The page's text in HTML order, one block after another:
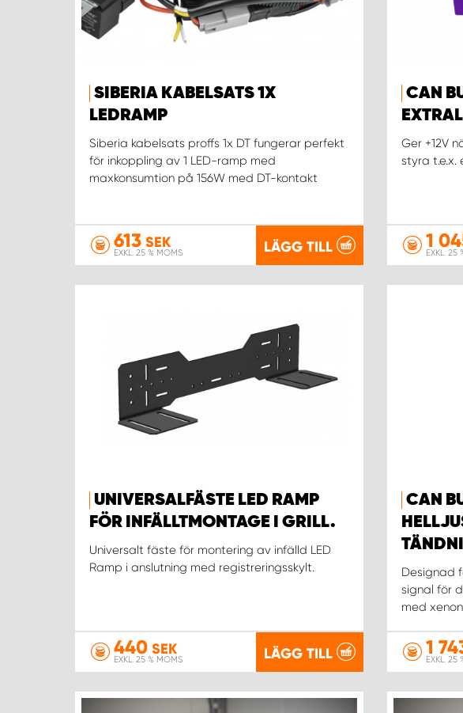
SIBERIA KABELSATS 1X
LEDRAMP
Siberia kabelsats proffs 1x DT fungerar perfekt
för inkoppling av 1 LED-ramp med
maxkonsumtion på 156W med DT-kontakt
613 SEK
EXKL. 25 % MOMS LÄGG TILL
CAN
Ger +12V
styra t.e.x.
1
EXKL. 25
UNIVERSALFÄSTE LED RAMP
FÖR INFÄLLTMONTAGE I GRILL.
Universalt fäste för montering av infälld LED
Ramp i anslutning med registreringsskylt.
440 SEK
EXKL. 25 % MOMS LÄGG TILL
CAN
Designad
signal för
med
1
EXKL. 25